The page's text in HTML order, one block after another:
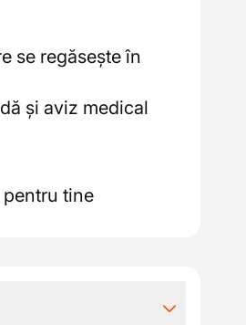
se regăsește în
și aviz medical
tine